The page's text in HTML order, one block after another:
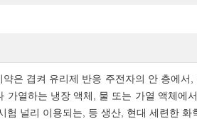
은 겹켜 유리제 반응 주전자의 안 층에서
열하는 냉장 액체, 물 또는 가열 액체에
널리 이용되는, 등 생산, 현대 세련한